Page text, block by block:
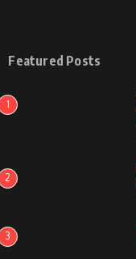
Featured Posts
1
2
3